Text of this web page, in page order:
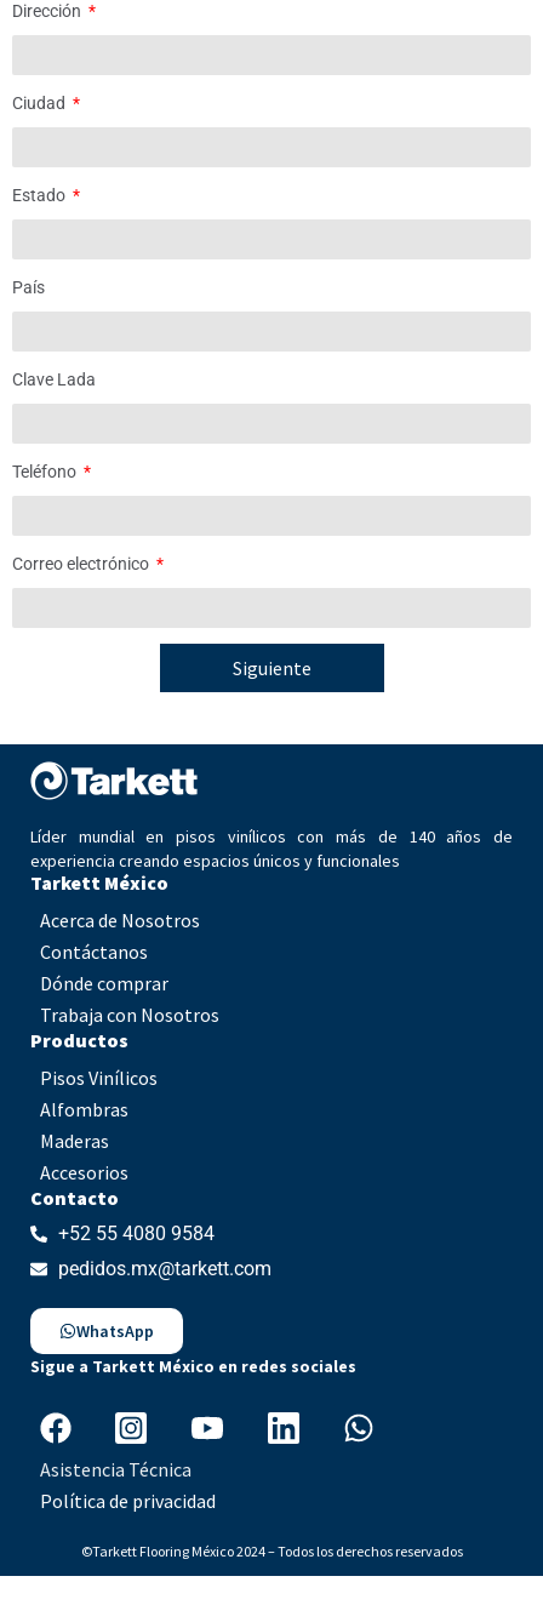
Dirección
Ciudad
Estado
País
Clave Lada
Teléfono
Correo electrónico
Siguiente
Líder mundial en pisos vinílicos con más de 140 años de
experiencia creando espacios únicos y funcionales
Tarkett México
Acerca de Nosotros
Contáctanos
Dónde comprar
Trabaja con Nosotros
Productos
Pisos Vinílicos
Alfombras
Maderas
Accesorios
Contacto
+52 55 4080 9584
pedidos.mx@tarkett.com
WhatsApp
Sigue a Tarkett México en redes sociales
Asistencia Técnica
Política de privacidad
©Tarkett Flooring México 2024 – Todos los derechos reservados